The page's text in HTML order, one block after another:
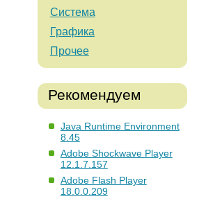
Система
Графика
Прочее
Рекомендуем
Java Runtime Environment
8.45
Adobe Shockwave Player
12.1.7.157
Adobe Flash Player
18.0.0.209